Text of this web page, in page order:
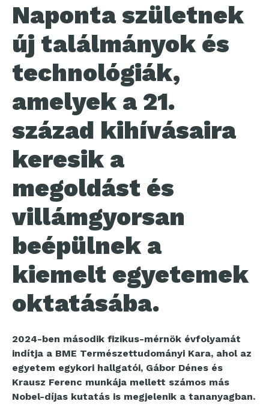
Naponta születnek
új találmányok és
technológiák,
amelyek a 21.
század kihívásaira
keresik a
megoldást és
villámgyorsan
beépülnek a
kiemelt egyetemek
oktatásába.
2024-ben második fizikus-mérnök évfolyamát
indítja a BME Természettudományi Kara, ahol az
egyetem egykori hallgatói, Gábor Dénes és
Krausz Ferenc munkája mellett számos más
Nobel-díjas kutatás is megjelenik a tananyagban.